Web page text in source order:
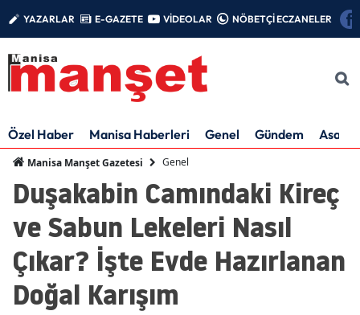
YAZARLAR E-GAZETE VİDEOLAR NÖBETÇİ ECZANELER
Özel Haber Manisa Haberleri Genel Gündem Asayiş
Manisa Manşet Gazetesi Genel
Duşakabin Camındaki Kireç
ve Sabun Lekeleri Nasıl
Çıkar? İşte Evde Hazırlanan
Doğal Karışım